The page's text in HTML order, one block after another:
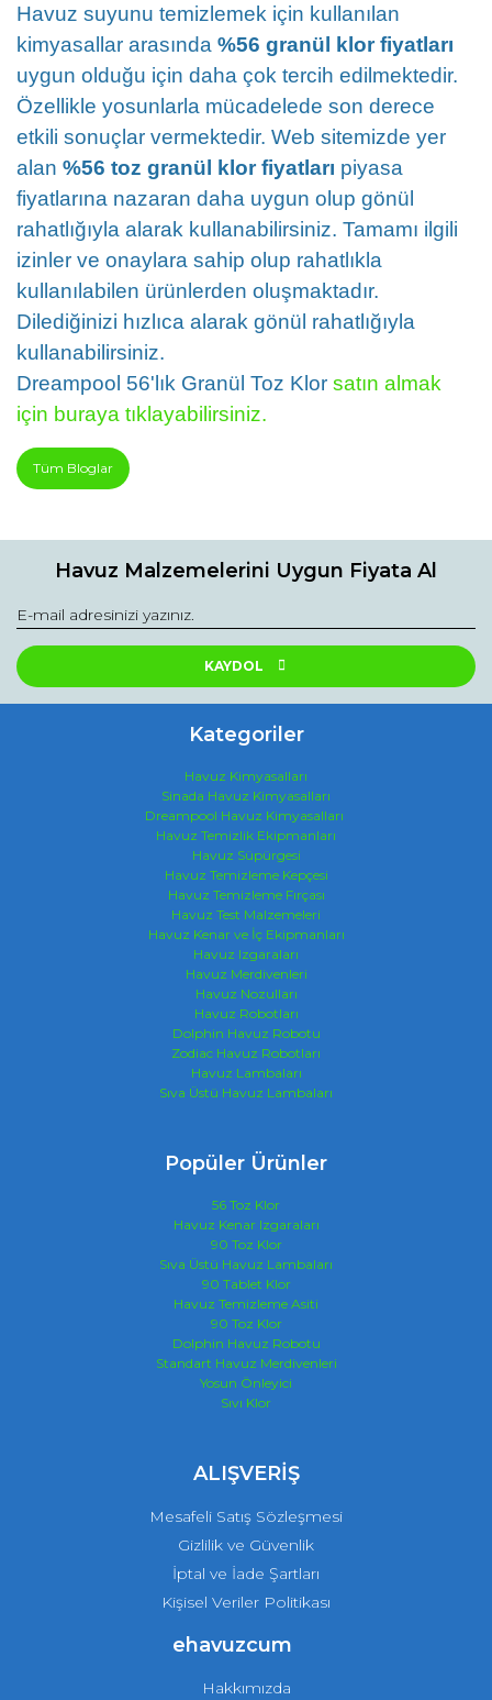
Havuz suyunu temizlemek için kullanılan
kimyasallar arasında %56 granül klor fiyatları
uygun olduğu için daha çok tercih edilmektedir.
Özellikle yosunlarla mücadelede son derece
etkili sonuçlar vermektedir. Web sitemizde yer
alan %56 toz granül klor fiyatları piyasa
fiyatlarına nazaran daha uygun olup gönül
rahatlığıyla alarak kullanabilirsiniz. Tamamı ilgili
izinler ve onaylara sahip olup rahatlıkla
kullanılabilen ürünlerden oluşmaktadır.
Dilediğinizi hızlıca alarak gönül rahatlığıyla
kullanabilirsiniz.
Dreampool 56'lık Granül Toz Klor satın almak
için buraya tıklayabilirsiniz.
Tüm Bloglar
Havuz Malzemelerini Uygun Fiyata Al
KAYDOL
Kategoriler
Havuz Kimyasalları
Sinada Havuz Kimyasalları
Dreampool Havuz Kimyasalları
Havuz Temizlik Ekipmanları
Havuz Süpürgesi
Havuz Temizleme Kepçesi
Havuz Temizleme Fırçası
Havuz Test Malzemeleri
Havuz Kenar ve İç Ekipmanları
Havuz Izgaraları
Havuz Merdivenleri
Havuz Nozulları
Havuz Robotları
Dolphin Havuz Robotu
Zodiac Havuz Robotları
Havuz Lambaları
Sıva Üstü Havuz Lambaları
Popüler Ürünler
56 Toz Klor
Havuz Kenar Izgaraları
90 Toz Klor
Sıva Üstü Havuz Lambaları
90 Tablet Klor
Havuz Temizleme Asiti
90 Toz Klor
Dolphin Havuz Robotu
Standart Havuz Merdivenleri
Yosun Önleyici
Sıvı Klor
ALIŞVERİŞ
Mesafeli Satış Sözleşmesi
Gizlilik ve Güvenlik
İptal ve İade Şartları
Kişisel Veriler Politikası
ehavuzcum
Hakkımızda